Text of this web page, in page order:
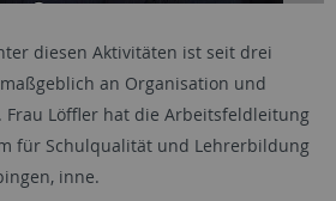
diesen Aktivitäten ist seit drei
an Organisation und
Löffler hat die Arbeitsfeldleitung
für Schulqualität und Lehrerbildung
inne.